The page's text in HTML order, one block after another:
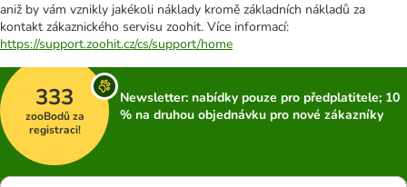
aniž by vám vznikly jakékoli náklady kromě základních nákladů za
kontakt zákaznického servisu zoohit. Více informací:
https://support.zoohit.cz/cs/support/home
333
zooBodů za
registraci!
Newsletter: nabídky pouze pro předplatitele; 10
% na druhou objednávku pro nové zákazníky